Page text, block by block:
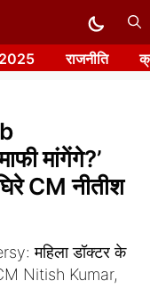
राजनीति
मांगेंगे?’
CM नीतीश
महिला डॉक्टर के
Nitish Kumar,